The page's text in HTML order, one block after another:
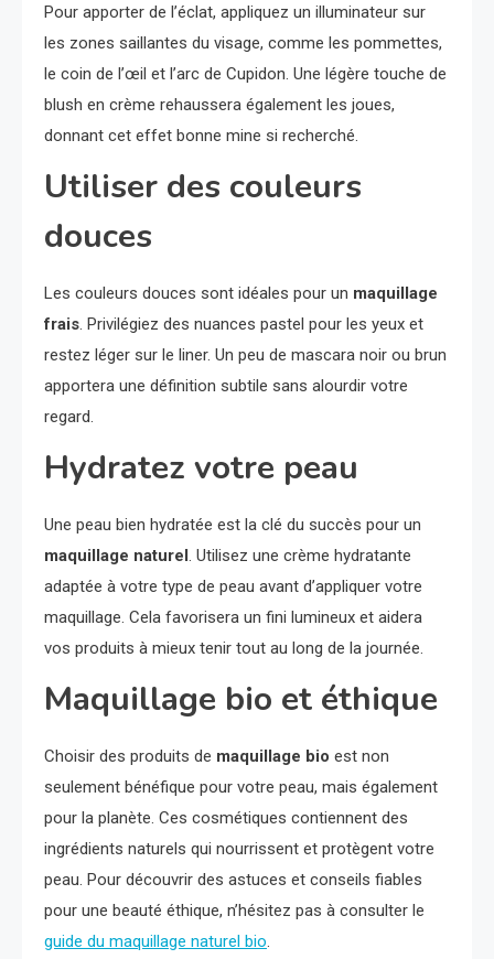
Pour apporter de l’éclat, appliquez un illuminateur sur
les zones saillantes du visage, comme les pommettes,
le coin de l’œil et l’arc de Cupidon. Une légère touche de
blush en crème rehaussera également les joues,
donnant cet effet bonne mine si recherché.
Utiliser des couleurs
douces
Les couleurs douces sont idéales pour un maquillage
frais . Privilégiez des nuances pastel pour les yeux et
restez léger sur le liner. Un peu de mascara noir ou brun
apportera une définition subtile sans alourdir votre
regard.
Hydratez votre peau
Une peau bien hydratée est la clé du succès pour un
maquillage naturel . Utilisez une crème hydratante
adaptée à votre type de peau avant d’appliquer votre
maquillage. Cela favorisera un fini lumineux et aidera
vos produits à mieux tenir tout au long de la journée.
Maquillage bio et éthique
Choisir des produits de maquillage bio est non
seulement bénéfique pour votre peau, mais également
pour la planète. Ces cosmétiques contiennent des
ingrédients naturels qui nourrissent et protègent votre
peau. Pour découvrir des astuces et conseils fiables
pour une beauté éthique, n’hésitez pas à consulter le
guide du maquillage naturel bio